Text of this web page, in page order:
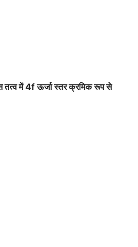
तत्व में 4f ऊर्जा स्तर क्रमिक रूप से